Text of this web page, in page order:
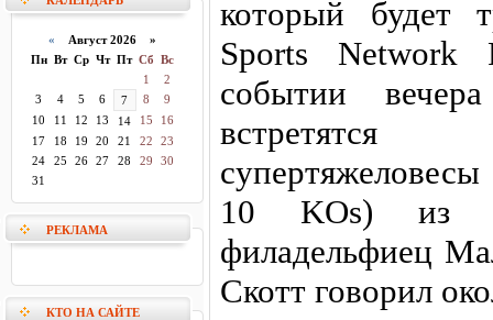
« Август 2026 »
Пн Вт Ср Чт Пт Сб Вс
1
2
3
4 5 6 7 8
9
10
11 12 13 14 15
16
17
18 19 20 21 22
23
24
25 26 27 28 29
30
31
РЕКЛАМА
КТО НА САЙТЕ
который будет
Sports
событии
10 KOs) из
филадельфиец
Скотт говорил